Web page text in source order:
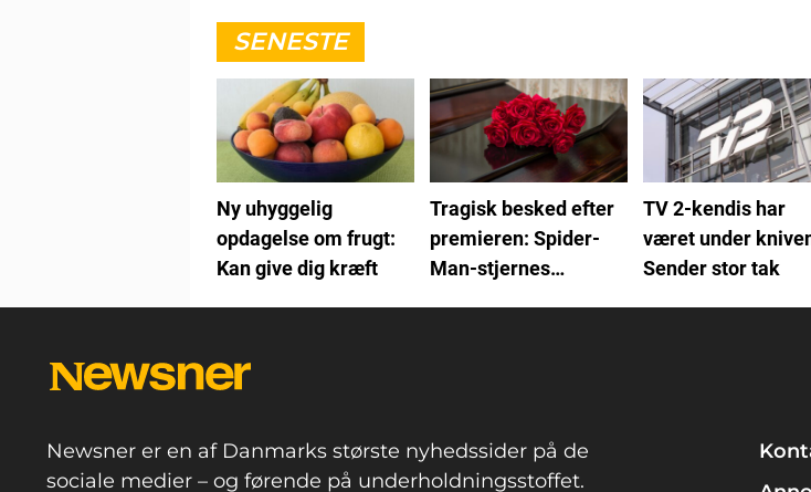
SENESTE
Ny uhyggelig
opdagelse om frugt:
Kan give dig kræft
Tragisk besked efter
premieren: Spider-
Man-stjernes
TV 2-kendis har
været under
Sender stor tak
Newsner er en af Danmarks største nyhedssider på de
sociale medier – og førende på underholdningsstoffet.